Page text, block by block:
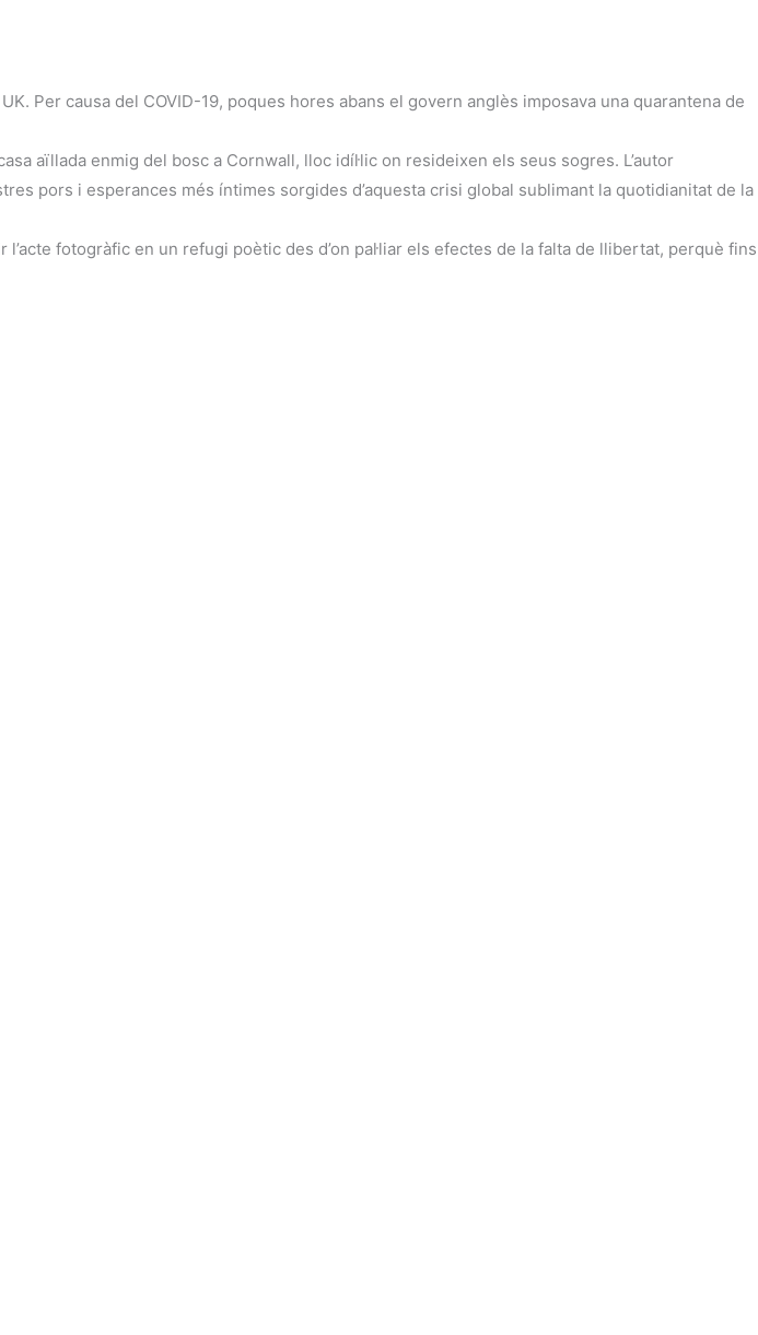
Per causa del COVID-19, poques hores abans el govern anglès imposava una quarantena de
aïllada enmig del bosc a Cornwall, lloc idíl·lic on resideixen els seus sogres. L’autor
pors i esperances més íntimes sorgides d’aquesta crisi global sublimant la quotidianitat de la
fotogràfic en un refugi poètic des d’on pal·liar els efectes de la falta de llibertat, perquè fins